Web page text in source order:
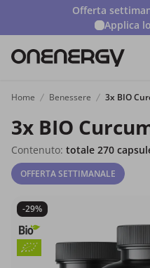
Offerta
Applica
Home Benessere 3x BIO
3x BIO
Contenuto: totale 270
OFFERTA SETTIMANALE
-29%